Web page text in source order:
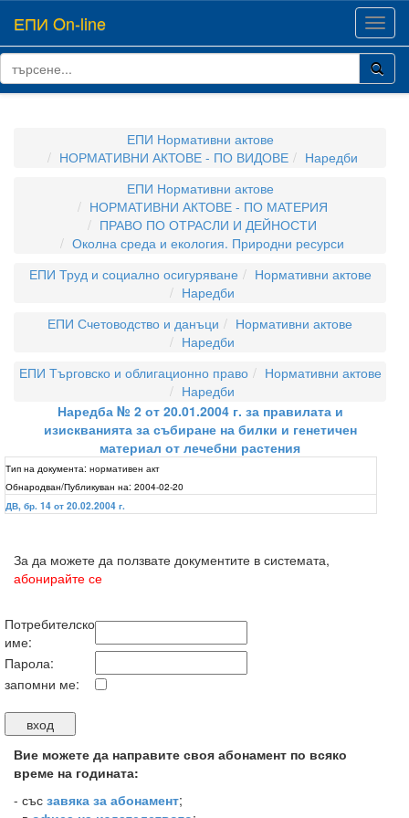
ЕПИ On-line
ЕПИ Нормативни актове
НОРМАТИВНИ АКТОВЕ - ПО ВИДОВЕ
Наредби
ЕПИ Нормативни актове
НОРМАТИВНИ АКТОВЕ - ПО МАТЕРИЯ
ПРАВО ПО ОТРАСЛИ И ДЕЙНОСТИ
Околна среда и екология. Природни ресурси
ЕПИ Труд и социално осигуряване
Нормативни актове
Наредби
ЕПИ Счетоводство и данъци
Нормативни актове
Наредби
ЕПИ Търговско и облигационно право
Нормативни актове
Наредби
Наредба № 2 от 20.01.2004 г. за правилата и
изискванията за събиране на билки и генетичен
материал от лечебни растения
Тип на документа: нормативен акт
Обнародван/Публикуван на: 2004-02-20
ДВ, бр. 14 от 20.02.2004 г.
За да можете да ползвате документите в системата,
абонирайте се
Потребителско
име:
Парола:
запомни ме:
Вие можете да направите своя абонамент по всяко
време на годината:
- със завяка за абонамент;